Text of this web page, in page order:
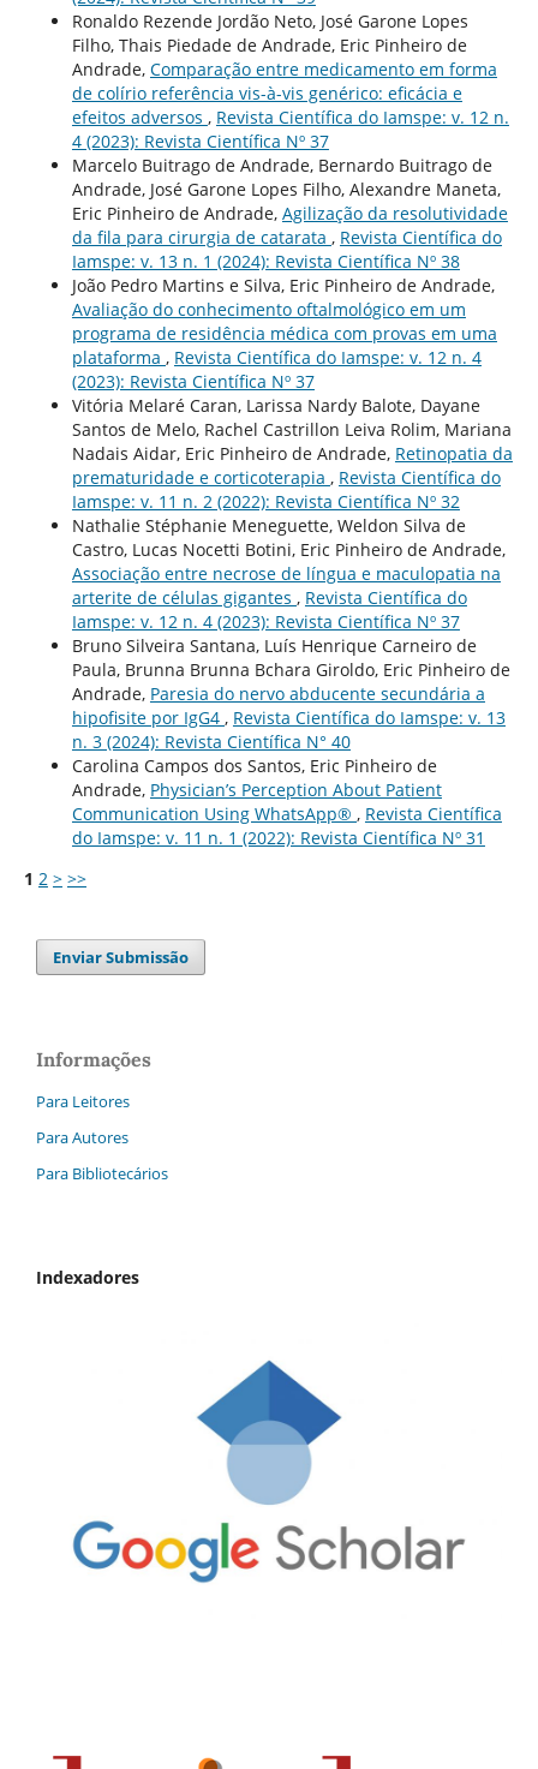
Ronaldo Rezende Jordão Neto, José Garone Lopes
Filho, Thais Piedade de Andrade, Eric Pinheiro de
Andrade, Comparação entre medicamento em forma
de colírio referência vis-à-vis genérico: eficácia e
efeitos adversos , Revista Científica do Iamspe: v. 12 n.
4 (2023): Revista Científica Nº 37
Marcelo Buitrago de Andrade, Bernardo Buitrago de
Andrade, José Garone Lopes Filho, Alexandre Maneta,
Eric Pinheiro de Andrade, Agilização da resolutividade
da fila para cirurgia de catarata , Revista Científica do
Iamspe: v. 13 n. 1 (2024): Revista Científica Nº 38
João Pedro Martins e Silva, Eric Pinheiro de Andrade,
Avaliação do conhecimento oftalmológico em um
programa de residência médica com provas em uma
plataforma , Revista Científica do Iamspe: v. 12 n. 4
(2023): Revista Científica Nº 37
Vitória Melaré Caran, Larissa Nardy Balote, Dayane
Santos de Melo, Rachel Castrillon Leiva Rolim, Mariana
Nadais Aidar, Eric Pinheiro de Andrade, Retinopatia da
prematuridade e corticoterapia , Revista Científica do
Iamspe: v. 11 n. 2 (2022): Revista Científica Nº 32
Nathalie Stéphanie Meneguette, Weldon Silva de
Castro, Lucas Nocetti Botini, Eric Pinheiro de Andrade,
Associação entre necrose de língua e maculopatia na
arterite de células gigantes , Revista Científica do
Iamspe: v. 12 n. 4 (2023): Revista Científica Nº 37
Bruno Silveira Santana, Luís Henrique Carneiro de
Paula, Brunna Brunna Bchara Giroldo, Eric Pinheiro de
Andrade, Paresia do nervo abducente secundária a
hipofisite por IgG4 , Revista Científica do Iamspe: v. 13
n. 3 (2024): Revista Científica N° 40
Carolina Campos dos Santos, Eric Pinheiro de
Andrade, Physician’s Perception About Patient
Communication Using WhatsApp® , Revista Científica
do Iamspe: v. 11 n. 1 (2022): Revista Científica Nº 31
1 2 > >>
Enviar Submissão
Informações
Para Leitores
Para Autores
Para Bibliotecários
Indexadores